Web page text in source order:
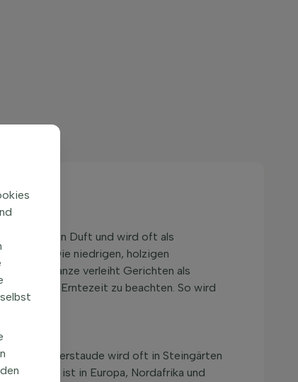
Duft und wird oft als
Die niedrigen, holzigen
Diese Pflanze verleiht Gerichten als
Erntezeit zu beachten. So wird
Diese Kräuterstaude wird oft in Steingärten
Thymus ist in Europa, Nordafrika und